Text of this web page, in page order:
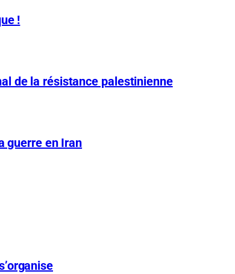
!
de la résistance palestinienne
guerre en Iran